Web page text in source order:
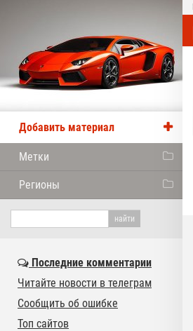
Добавить материал
Метки
Регионы
Последние комментарии
Читайте новости в телеграм
Сообщить об ошибке
Топ сайтов